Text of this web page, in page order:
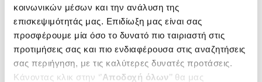
κοινωνικών μέσων και την ανάλυση της
επισκεψιμότητάς μας. Επιδίωξη μας είναι σας
προσφέρουμε μία όσο το δυνατό πιο ταιριαστή στις
προτιμήσεις σας και πιο ενδιαφέρουσα στις αναζητήσεις
σας περιήγηση, με τις καλύτερες δυνατές προτάσεις.
Κάνοντας κλικ στην ‘’Αποδοχή όλων’’ θα μας